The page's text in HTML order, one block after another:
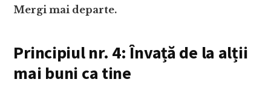
Mergi mai departe.
Principiul nr. 4: Învață de la alții
mai buni ca tine